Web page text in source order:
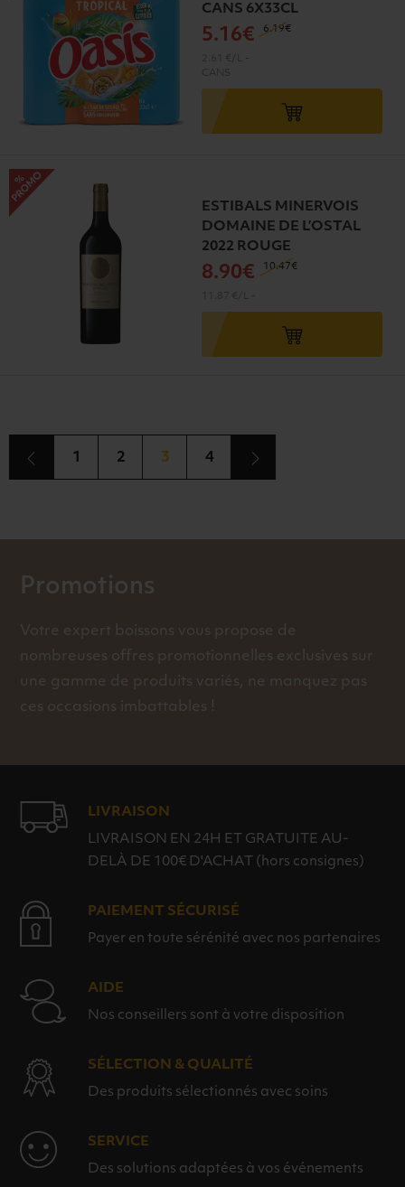
CANS 6X33CL
5.16€ 6.19€
ESTIBALS MINERVOIS
DOMAINE DE L’OSTAL
2022 ROUGE
8.90€ 10.47€
1 2 3 4
Promotions
Votre expert boissons vous propose de
nombreuses offres promotionnelles exclusives sur
une gamme de produits variés, ne manquez pas
ces occasions imbattables !
LIVRAISON
LIVRAISON EN 24H ET GRATUITE AU-
DELÀ DE 100€ D'ACHAT (hors consignes)
PAIEMENT SÉCURISÉ
Payer en toute sérénité avec nos partenaires
AIDE
Nos conseillers sont à votre disposition
SÉLECTION & QUALITÉ
Des produits sélectionnés avec soins
SERVICE
Des solutions adaptées à vos événements